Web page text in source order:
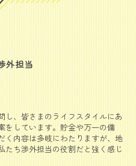
外担当
し、皆さまのライフスタイルにあ
をしています。貯金や万一の備
く内容は多岐にわたりますが、地
たち渉外担当の役割だと強く感じ